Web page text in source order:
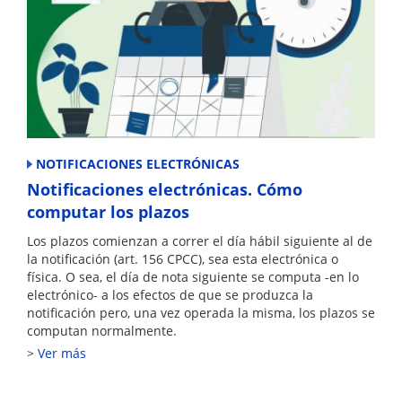
NOTIFICACIONES ELECTRÓNICAS
Notificaciones electrónicas. Cómo
computar los plazos
Los plazos comienzan a correr el día hábil siguiente al de
la notificación (art. 156 CPCC), sea esta electrónica o
física. O sea, el día de nota siguiente se computa -en lo
electrónico- a los efectos de que se produzca la
notificación pero, una vez operada la misma, los plazos se
computan normalmente.
Ver más